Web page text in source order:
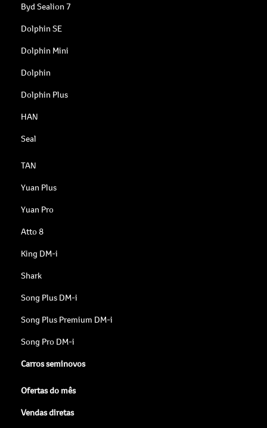
Byd Sealion 7
Dolphin SE
Dolphin Mini
Dolphin
Dolphin Plus
HAN
Seal
TAN
Yuan Plus
Yuan Pro
Atto 8
King DM-i
Shark
Song Plus DM-i
Song Plus Premium DM-i
Song Pro DM-i
Carros seminovos
Ofertas do mês
Vendas diretas